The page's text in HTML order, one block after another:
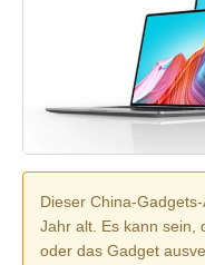
Dieser China-
Jahr alt. Es kann sein,
oder das Gadget